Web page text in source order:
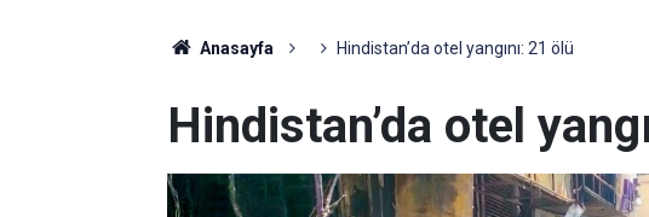
Anasayfa Hindistan’da otel yangını: 21 ölü
Hindistan’da otel